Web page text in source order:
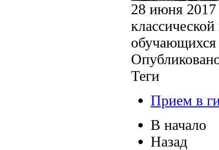
28 июня 2017
обучающихся
Теги
Прием в
В начало
Назад